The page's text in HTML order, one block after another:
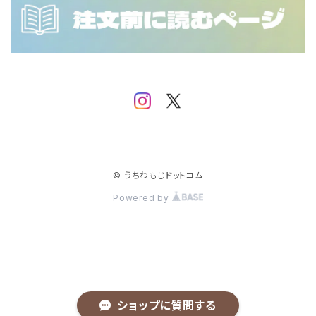
ショップに質問する
NCT WISH
SF9
TOMORROW X TOGETHER
iKON
© うちわもじドットコム
Powered by